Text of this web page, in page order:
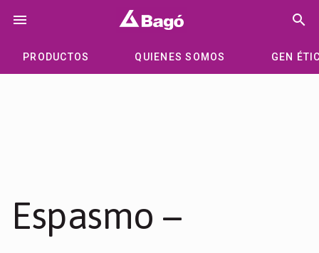
menu search
PRODUCTOS QUIENES SOMOS GEN
Espasmo –